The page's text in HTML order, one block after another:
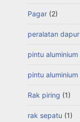
Pagar (2)
peralatan dapur
pintu aluminium
pintu aluminium
Rak piring (1)
rak sepatu (1)